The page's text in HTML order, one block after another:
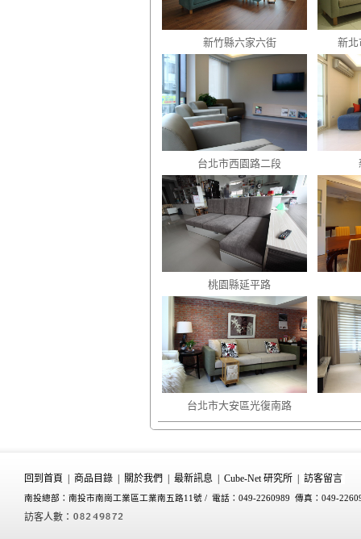
新竹縣六家六街 新北
台北市西園路二段
桃園縣延平路
台北市大安區光復南路
回到首頁 商品目錄 關於我們 最新訊息 Cube-Net 研究所 訪客留言
南投總部：南投市南崗工業區工業南五路11號 / 電話：049-2260989 傳真：049-
訪客人數：